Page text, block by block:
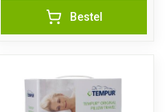
Bestel